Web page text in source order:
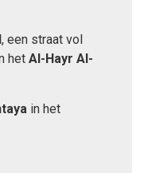
, een straat vol
het Al-Hayr Al-
in het